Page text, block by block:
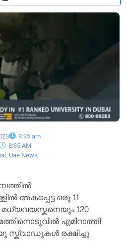
8:35 am
8:35 AM
Uae News
അകപ്പെട്ട ഒരു 11
120
എമിറാത്തി
രക്ഷിച്ചു